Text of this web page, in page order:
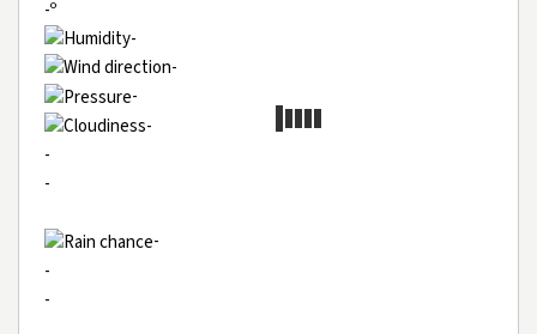
-º
-
-
-
-
-
-
-
-
-